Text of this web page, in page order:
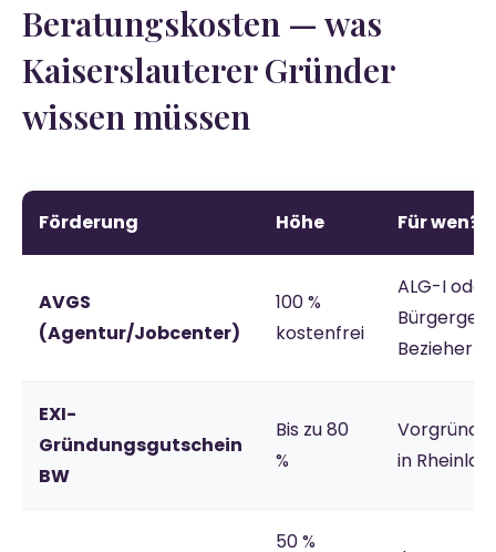
Beratungskosten — was
Kaiserslauterer Gründer
wissen müssen
Förderung Höhe Für wen?
AVGS
(Agentur/Jobcenter)
100 %
kostenfrei
ALG-I oder
Bezieher
EXI-
Gründungsgutschein
BW
Bis zu 80
%
in
50 %